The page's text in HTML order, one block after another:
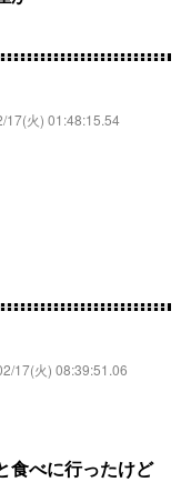
17(火) 01:48:15.54
17(火) 08:39:51.06
食べに行ったけど